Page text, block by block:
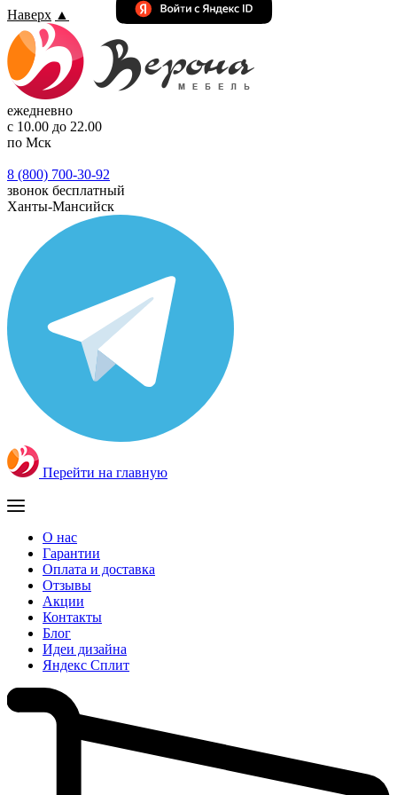
Наверх ▲
ежедневно
с 10.00 до 22.00
по Мск
8 (800) 700-30-92
звонок бесплатный
Ханты-Мансийск
Перейти на главную
О нас
Гарантии
Оплата и доставка
Отзывы
Акции
Контакты
Блог
Идеи дизайна
Яндекс Сплит